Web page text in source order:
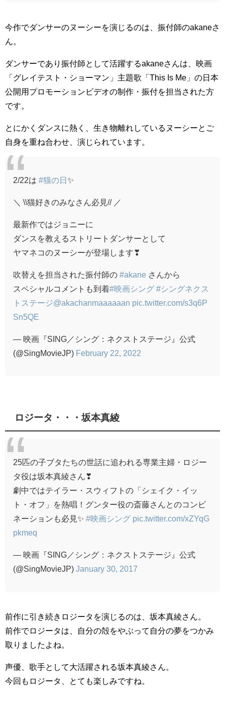
今作でダンサーのヌーシーを演じるのは、振付師のakaneさ
ん。
ダンサーであり振付師として活躍するakaneさんは、映画
「グレイテスト・ショーマン」主題歌「This Is Me」の日本
公開用プロモーションビデオの制作・振付を担当された方
です。
とにかくダンスに熱く、生き物離れしているヌーシーとご
自身を重ね合わせ、演じられています。
2/22は #猫の日 ✨
＼ \\猫好きのみなさん必見// ／
最新作ではジョニーに
ダンスを教えるストリートダンサーとして
ヤマネコのヌーシーが登場します❣
吹替えを担当された振付師の #akane さんから
スペシャルコメントも到着#映画シング #シングネクス
トステージ@akachanmaaaaaan pic.twitter.com/s3q6P
Sn5QE
— 映画『SING／シング：ネクストステージ』公式
(@SingMovieJP) February 22, 2022
ロジータ・・・坂本真綾
25匹の子ブタたちの世話に追われる専業主婦・ロジー
タ役は坂本真綾さん❣
劇中ではテイラー・スウィフトの「シェイク・イッ
ト・オフ」を熱唱！グンター役の斎藤さんとのコンビ
ネーションも必見✨ #映画シング pic.twitter.com/xZYqG
pkmeq
— 映画『SING／シング：ネクストステージ』公式
(@SingMovieJP) January 30, 2017
前作に引き続きロジータを演じるのは、坂本真綾さん。
前作でロジータは、自分の殻をやぶって自分の夢をつかみ
取りましたよね。
声優、歌手として大活躍される坂本真綾さん。
今回もロジータ、とても楽しみですね。